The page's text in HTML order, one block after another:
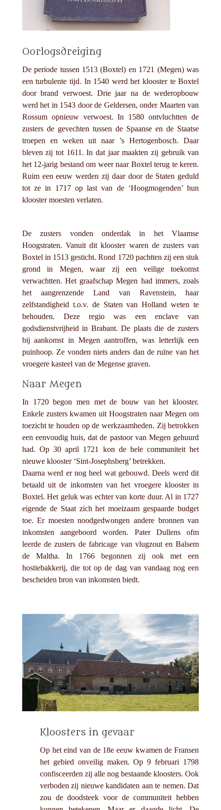
Oorlogsdreiging
De periode tussen 1513 (Boxtel) en 1721 (Megen) was
een turbulente tijd. In 1540 werd het klooster te Boxtel
door brand verwoest. Drie jaar na de wederopbouw
werd het in 1543 door de Geldersen, onder Maarten van
Rossum opnieuw verwoest. In 1580 ontvluchtten de
zusters de gevechten tussen de Spaanse en de Staatse
troepen en weken uit naar ’s Hertogenbosch. Daar
bleven zij tot 1611. In dat jaar maakten zij gebruik van
het 12-jarig bestand om weer naar Boxtel terug te keren.
Ruim een eeuw werden zij daar door de Staten geduld
tot ze in 1717 op last van de ‘Hoogmogenden’ hun
klooster moesten verlaten.
De zusters vonden onderdak in het Vlaamse
Hoogstraten. Vanuit dit klooster waren de zusters van
Boxtel in 1513 gesticht. Rond 1720 pachtten zij een stuk
grond in Megen, waar zij een veilige toekomst
verwachtten. Het graafschap Megen had immers, zoals
het aangrenzende Land van Ravenstein, haar
zelfstandigheid t.o.v. de Staten van Holland weten te
behouden. Deze regio was een enclave van
godsdienstvrijheid in Brabant. De plaats die de zusters
bij aankomst in Megen aantroffen, was letterlijk een
puinhoop. Ze vonden niets anders dan de ruïne van het
vroegere kasteel van de Megense graven.
Naar Megen
In 1720 begon men met de bouw van het klooster.
Enkele zusters kwamen uit Hoogstraten naar Megen om
toezicht te houden op de werkzaamheden. Zij betrokken
een eenvoudig huis, dat de pastoor van Megen gehuurd
had. Op 30 april 1721 kon de hele communiteit het
nieuwe klooster ‘Sint-Josephsberg’ betrekken.
Daarna werd er nog heel wat gebouwd. Deels werd dit
betaald uit de inkomsten van het vroegere klooster in
Boxtel. Het geluk was echter van korte duur. Al in 1727
eigende de Staat zich het moeizaam gespaarde budget
toe. Er moesten noodgedwongen andere bronnen van
inkomsten aangeboord worden. Pater Dullens ofm
leerde de zusters de fabricage van vlugzout en Balsem
de Maltha. In 1766 begonnen zij ook met een
hostiebakkerij, die tot op de dag van vandaag nog een
bescheiden bron van inkomsten biedt.
Kloosters in gevaar
Op het eind van de 18e eeuw kwamen de Fransen
het gebied onveilig maken. Op 9 februari 1798
confisceerden zij alle nog bestaande kloosters. Ook
verboden zij nieuwe kandidaten aan te nemen. Dat
zou de doodsteek voor de communiteit hebben